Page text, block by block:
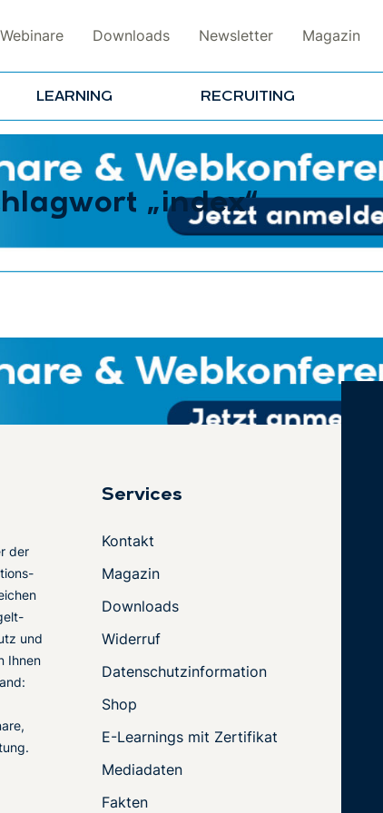
Webinare Downloads Newsletter Magazin
LEARNING RECRUITING
„index“
der
und
Ihnen
Services
Kontakt
Magazin
Downloads
Widerruf
Datenschutzinformation
Shop
E-Learnings mit Zertifikat
Mediadaten
Fakten